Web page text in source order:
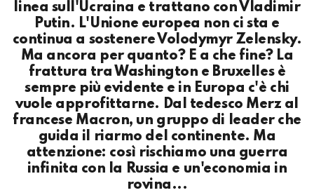
linea sull'Ucraina e trattano con Vladimir
Putin. L'Unione europea non ci sta e
continua a sostenere Volodymyr Zelensky.
Ma ancora per quanto? E a che fine? La
frattura tra Washington e Bruxelles è
sempre più evidente e in Europa c'è chi
vuole approfittarne. Dal tedesco Merz al
francese Macron, un gruppo di leader che
guida il riarmo del continente. Ma
attenzione: così rischiamo una guerra
infinita con la Russia e un'economia in
rovina...